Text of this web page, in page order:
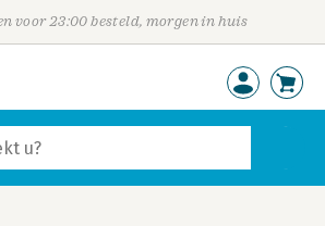
voor 23:00 besteld, morgen in huis